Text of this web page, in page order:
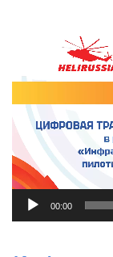
Видеоплеер
00:00